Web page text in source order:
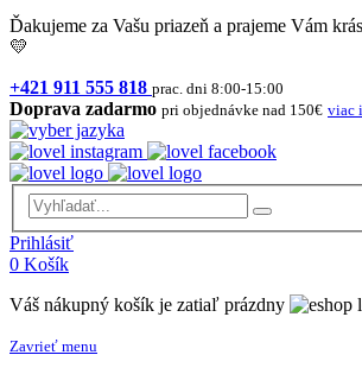
Ďakujeme za Vašu priazeň a prajeme Vám
💛
+421 911 555 818 prac. dni 8:00-15:00
Doprava zadarmo pri objednávke nad 150€ viac
Prihlásiť
0 Košík
Váš nákupný košík je zatiaľ prázdny
Zavrieť menu